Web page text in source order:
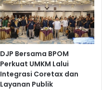
DJP Bersama BPOM
Perkuat UMKM Lalui
Integrasi Coretax dan
Layanan Publik